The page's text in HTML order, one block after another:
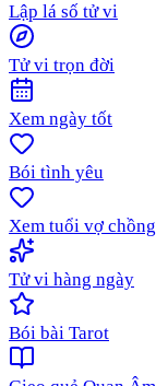
Lập lá số tử vi
Tử vi trọn đời
Xem ngày tốt
Bói tình yêu
Xem tuổi vợ chồng
Tử vi hàng ngày
Bói bài Tarot